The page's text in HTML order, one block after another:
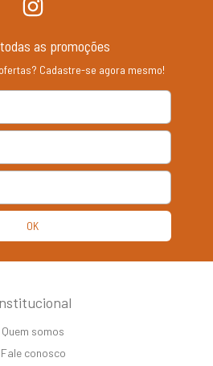
as promoções
Cadastre-se agora mesmo!
Quem somos
Fale conosco